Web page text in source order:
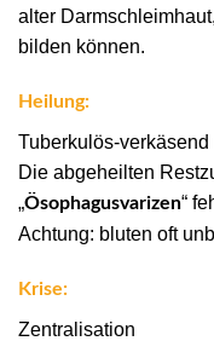
alter
bilden können.
Heilung:
Tuberkulös-
Die abgeheilten
„Ösophagusvarizen“
Achtung: bluten oft
Krise:
Zentralisation